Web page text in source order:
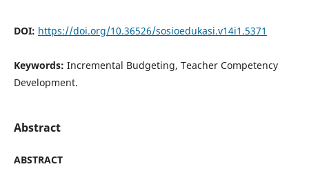
DOI: https://doi.org/10.36526/sosioedukasi.v14i1.5371
Keywords: Incremental Budgeting, Teacher Competency
Development.
Abstract
ABSTRACT